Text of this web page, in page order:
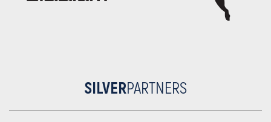
SILVERPARTNERS